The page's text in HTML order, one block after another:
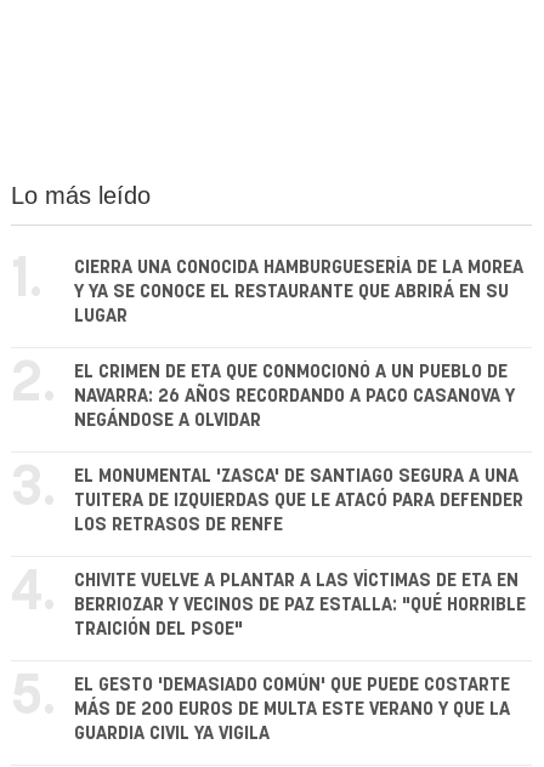
Lo más leído
1.
CIERRA UNA CONOCIDA HAMBURGUESERÍA DE LA MOREA
Y YA SE CONOCE EL RESTAURANTE QUE ABRIRÁ EN SU
LUGAR
2.
EL CRIMEN DE ETA QUE CONMOCIONÓ A UN PUEBLO DE
NAVARRA: 26 AÑOS RECORDANDO A PACO CASANOVA Y
NEGÁNDOSE A OLVIDAR
3.
EL MONUMENTAL 'ZASCA' DE SANTIAGO SEGURA A UNA
TUITERA DE IZQUIERDAS QUE LE ATACÓ PARA DEFENDER
LOS RETRASOS DE RENFE
4.
CHIVITE VUELVE A PLANTAR A LAS VÍCTIMAS DE ETA EN
BERRIOZAR Y VECINOS DE PAZ ESTALLA: "QUÉ HORRIBLE
TRAICIÓN DEL PSOE"
5.
EL GESTO 'DEMASIADO COMÚN' QUE PUEDE COSTARTE
MÁS DE 200 EUROS DE MULTA ESTE VERANO Y QUE LA
GUARDIA CIVIL YA VIGILA